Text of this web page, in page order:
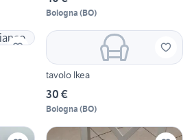
Bologna (BO)
tavolo Ikea
30 €
Bologna (BO)